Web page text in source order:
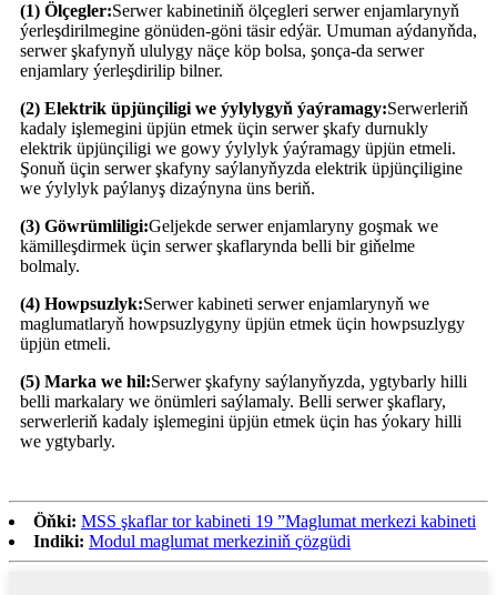
(1) Ölçegler:Serwer kabinetiniň ölçegleri serwer enjamlarynyň
ýerleşdirilmegine gönüden-göni täsir edýär. Umuman aýdanyňda,
serwer şkafynyň ululygy näçe köp bolsa, şonça-da serwer
enjamlary ýerleşdirilip bilner.
(2) Elektrik üpjünçiligi we ýylylygyň ýaýramagy:Serwerleriň
kadaly işlemegini üpjün etmek üçin serwer şkafy durnukly
elektrik üpjünçiligi we gowy ýylylyk ýaýramagy üpjün etmeli.
Şonuň üçin serwer şkafyny saýlanyňyzda elektrik üpjünçiligine
we ýylylyk paýlanyş dizaýnyna üns beriň.
(3) Göwrümliligi:Geljekde serwer enjamlaryny goşmak we
kämilleşdirmek üçin serwer şkaflarynda belli bir giňelme
bolmaly.
(4) Howpsuzlyk:Serwer kabineti serwer enjamlarynyň we
maglumatlaryň howpsuzlygyny üpjün etmek üçin howpsuzlygy
üpjün etmeli.
(5) Marka we hil:Serwer şkafyny saýlanyňyzda, ygtybarly hilli
belli markalary we önümleri saýlamaly. Belli serwer şkaflary,
serwerleriň kadaly işlemegini üpjün etmek üçin has ýokary hilli
we ygtybarly.
Öňki: MSS şkaflar tor kabineti 19 ”Maglumat merkezi kabineti
Indiki: Modul maglumat merkeziniň çözgüdi